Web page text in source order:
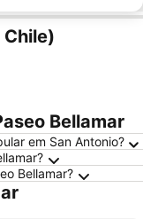
Chile)
Bellamar
em San Antonio?
Bellamar?